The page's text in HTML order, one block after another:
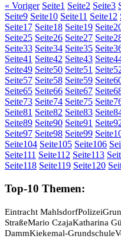
« Voriger Seite1 Seite2 Seite3
Seite9 Seite10 Seite11 Seite12
Seite17 Seite18 Seite19 Seite
Seite25 Seite26 Seite27 Seite
Seite33 Seite34 Seite35 Seite
Seite41 Seite42 Seite43 Seite
Seite49 Seite50 Seite51 Seite
Seite57 Seite58 Seite59 Seite
Seite65 Seite66 Seite67 Seite
Seite73 Seite74 Seite75 Seite
Seite81 Seite82 Seite83 Seite
Seite89 Seite90 Seite91 Seite
Seite97 Seite98 Seite99 Seite
Seite104 Seite105 Seite106
Seite111 Seite112 Seite113
Seite118 Seite119 Seite120
Top-10 Themen:
Eintracht MahlsdorfPolizei
StraßeMario CzajaKatharina
DammKiekemal-Grundschule